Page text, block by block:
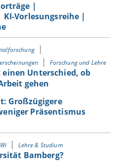
|
Vorlesungsreihe |
Forschung und Lehre
Unterschied, ob
gehen
Großzügigere
Präsentismus
Lehre & Studium
Bamberg?